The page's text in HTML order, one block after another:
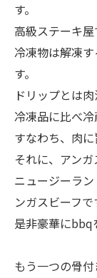
す。
高級ステーキ屋
冷凍物は解凍
す。
ドリップとは
冷凍品に比べ冷
すなわち、肉に
それに、アン
ニュージーラ
ンガスビーフで
是非豪華にbbq
もう一つの骨付